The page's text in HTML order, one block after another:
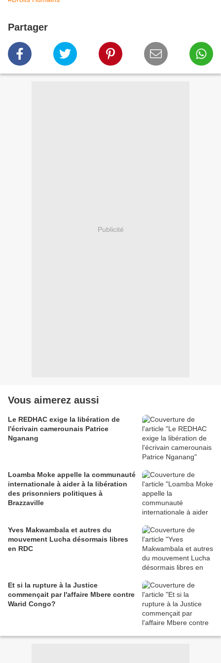
Partager
Publicité
Vous aimerez aussi
Le REDHAC exige la libération de
l'écrivain camerounais Patrice
Nganang
Loamba Moke appelle la communauté
internationale à aider à la libération
des prisonniers politiques à
Brazzaville
Yves Makwambala et autres du
mouvement Lucha désormais libres
en RDC
Et si la rupture à la Justice
commençait par l'affaire Mbere contre
Warid Congo?